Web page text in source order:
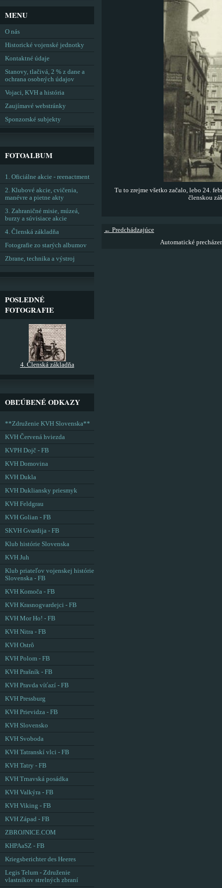
Tu to zrejme všetko začalo, lebo 24.
členskou
← Predchádzajúce
Automatické
MENU
O nás
Historické vojenské jednotky
Kontaktné údaje
Stanovy, tlačivá, 2 % z dane a
ochrana osobných údajov
Vojaci, KVH a história
Zaujímavé webstránky
Sponzorské subjekty
FOTOALBUM
1. Oficiálne akcie - reenactment
2. Klubové akcie, cvičenia,
manévre a pietne akty
3. Zahraničné misie, múzeá,
burzy a súvisiace akcie
4. Členská základňa
Fotografie zo starých albumov
Zbrane, technika a výstroj
POSLEDNÉ
FOTOGRAFIE
4. Členská základňa
OBĽÚBENÉ ODKAZY
**Združenie KVH Slovenska**
KVH Červená hviezda
KVPH Dojč - FB
KVH Domovina
KVH Dukla
KVH Dukliansky priesmyk
KVH Feldgrau
KVH Golian - FB
SKVH Gvardija - FB
Klub histórie Slovenska
KVH Juh
Klub priateľov vojenskej histórie
Slovenska - FB
KVH Komoča - FB
KVH Krasnogvardejci - FB
KVH Mor Ho! - FB
KVH Nitra - FB
KVH Ostrô
KVH Polom - FB
KVH Prašník - FB
KVH Pravda víťazí - FB
KVH Pressburg
KVH Prievidza - FB
KVH Slovensko
KVH Svoboda
KVH Tatranskí vlci - FB
KVH Tatry - FB
KVH Trnavská posádka
KVH Valkýra - FB
KVH Viking - FB
KVH Západ - FB
ZBROJNICE.COM
KHPAaSZ - FB
Kriegsberichter des Heeres
Legis Telum - Združenie
vlastníkov strelných zbraní